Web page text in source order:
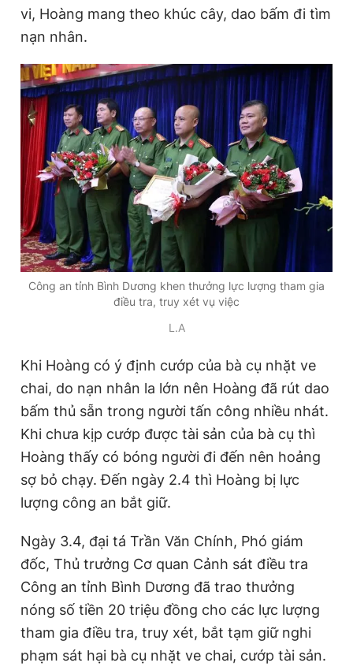
vi, Hoàng mang theo khúc cây, dao bấm đi tìm
nạn nhân.
Công an tỉnh Bình Dương khen thưởng lực lượng tham gia
điều tra, truy xét vụ việc
L.A
Khi Hoàng có ý định cướp của bà cụ nhặt ve
chai, do nạn nhân la lớn nên Hoàng đã rút dao
bấm thủ sẵn trong người tấn công nhiều nhát.
Khi chưa kịp cướp được tài sản của bà cụ thì
Hoàng thấy có bóng người đi đến nên hoảng
sợ bỏ chạy. Đến ngày 2.4 thì Hoàng bị lực
lượng công an bắt giữ.
Ngày 3.4, đại tá Trần Văn Chính, Phó giám
đốc, Thủ trưởng Cơ quan Cảnh sát điều tra
Công an tỉnh Bình Dương đã trao thưởng
nóng số tiền 20 triệu đồng cho các lực lượng
tham gia điều tra, truy xét, bắt tạm giữ nghi
phạm sát hại bà cụ nhặt ve chai, cướp tài sản.